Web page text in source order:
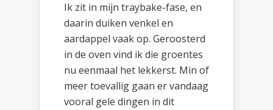
Ik zit in mijn traybake-fase, en
daarin duiken venkel en
aardappel vaak op. Geroosterd
in de oven vind ik die groentes
nu eenmaal het lekkerst. Min of
meer toevallig gaan er vandaag
vooral gele dingen in dit